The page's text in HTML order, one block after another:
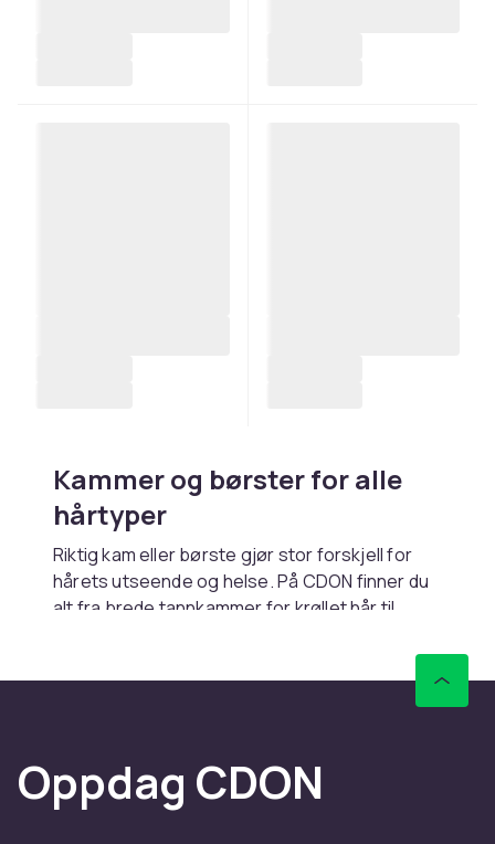
Kammer og børster for alle
hårtyper
Riktig kam eller børste gjør stor forskjell for
hårets utseende og helse. På CDON finner du
alt fra brede tannkammer for krøllet hår til
minimere slitasje og maksimere glans. Handle
Finn riktig børste for
hårtypen din
Oppdag CDON